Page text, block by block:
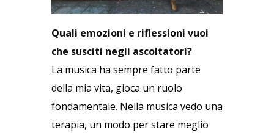
Quali emozioni e riflessioni vuoi
che susciti negli ascoltatori?
La musica ha sempre fatto parte
della mia vita, gioca un ruolo
fondamentale. Nella musica vedo una
terapia, un modo per stare meglio